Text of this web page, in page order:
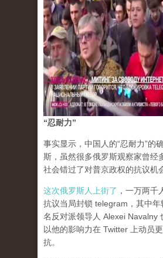
“忍耐力”
事实显示，中国人的“忍耐力”的
斯，虽然很多俄罗斯观察家曾经
社会错过了对普京政权的抗议机
这次俄罗斯人上街了 ，一万两千
抗议当局封锁 telegram，其中
名反对派领导人 Alexei Navalny
以他的影响力在 Twitter 上动员
抗。